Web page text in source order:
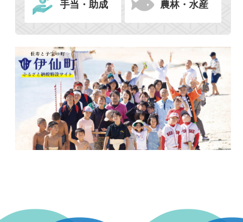
手当・助成 農林・水産